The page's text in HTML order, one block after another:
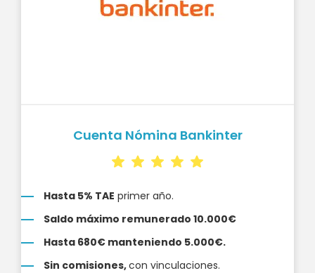
Cuenta Nómina Bankinter
Hasta 5% TAE primer año.
Saldo máximo remunerado 10.000€
Hasta 680€ manteniendo 5.000€.
Sin comisiones,con vinculaciones.